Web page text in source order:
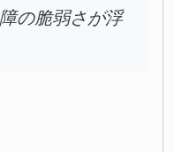
の脆弱さが浮